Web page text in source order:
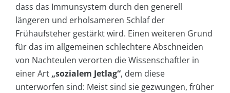
dass das Immunsystem durch den generell
längeren und erholsameren Schlaf der
Frühaufsteher gestärkt wird. Einen weiteren Grund
für das im allgemeinen schlechtere Abschneiden
von Nachteulen verorten die Wissenschaftler in
einer Art „sozialem Jetlag“, dem diese
unterworfen sind: Meist sind sie gezwungen, früher